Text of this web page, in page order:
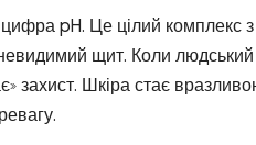
pH. Це цілий комплекс з
невидимий щит. Коли
захист. Шкіра стає